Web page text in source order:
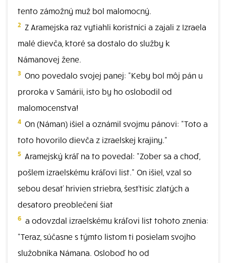
tento zámožný muž bol malomocný.
2 Z Aramejska raz vytiahli koristníci a zajali z Izraela
malé dievča, ktoré sa dostalo do služby k
Námanovej žene.
3 Ono povedalo svojej panej: "Keby bol môj pán u
proroka v Samárii, isto by ho oslobodil od
malomocenstva!
4 On (Náman) išiel a oznámil svojmu pánovi: "Toto a
toto hovorilo dievča z izraelskej krajiny."
5 Aramejský kráľ na to povedal: "Zober sa a choď,
pošlem izraelskému kráľovi list." On išiel, vzal so
sebou desať hrivien striebra, šesťtisíc zlatých a
desatoro preoblečení šiat
6 a odovzdal izraelskému kráľovi list tohoto znenia:
"Teraz, súčasne s týmto listom ti posielam svojho
služobníka Námana. Osloboď ho od